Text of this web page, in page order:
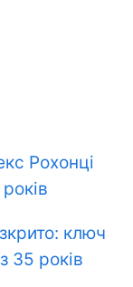
Рохонці
ключ
35 років